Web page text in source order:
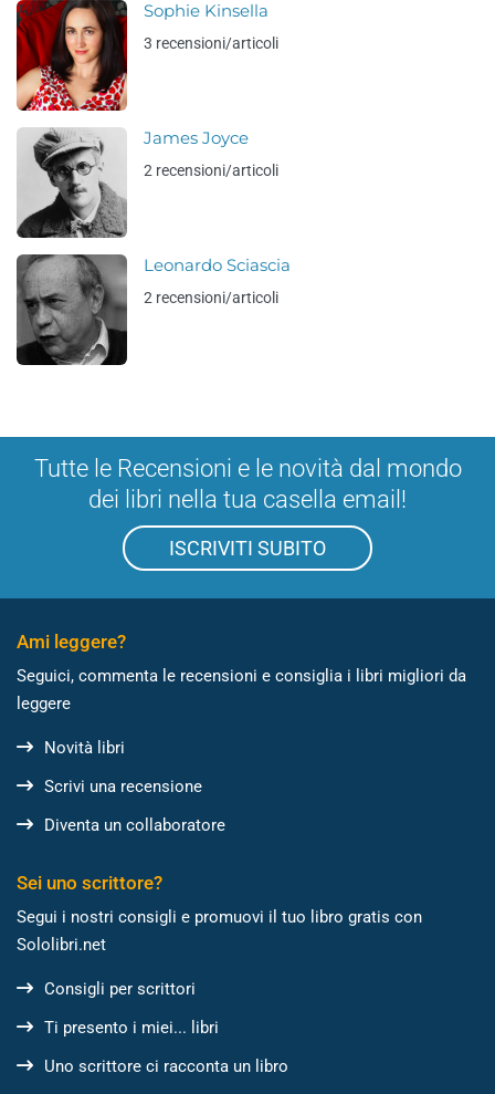
Sophie Kinsella
3 recensioni/articoli
James Joyce
2 recensioni/articoli
Leonardo Sciascia
2 recensioni/articoli
Tutte le Recensioni e le novità dal mondo
dei libri nella tua casella email!
ISCRIVITI SUBITO
Ami leggere?
Seguici, commenta le recensioni e consiglia i libri migliori da
leggere
Novità libri
Scrivi una recensione
Diventa un collaboratore
Sei uno scrittore?
Segui i nostri consigli e promuovi il tuo libro gratis con
Sololibri.net
Consigli per scrittori
Ti presento i miei... libri
Uno scrittore ci racconta un libro